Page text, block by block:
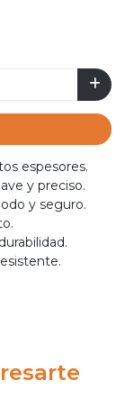
espesores.
y preciso.
y seguro.